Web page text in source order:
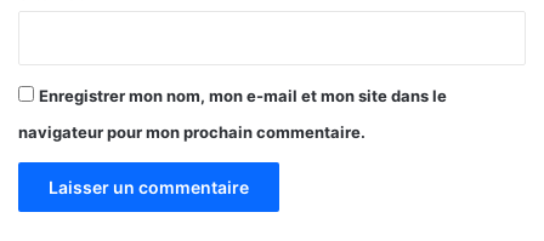
Enregistrer mon nom, mon e-mail et mon site dans le
navigateur pour mon prochain commentaire.